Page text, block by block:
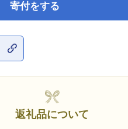
寄付をする
返礼品について